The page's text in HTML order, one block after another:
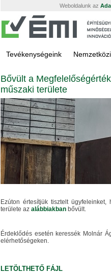
Weboldalunk az
Tevékenységeink Nemzetközi
Bővült a
műszaki területe
Ezúton értesítjük tisztelt
területe az alábbiakban bővült.
Érdeklődés esetén keressék Molnár
elérhetőségeken.
LETÖLTHETŐ FÁJL